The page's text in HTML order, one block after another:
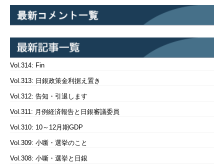
Vol.314: Fin
Vol.313: 日銀政策金利据え置き
Vol.312: 告知・引退します
Vol.311: 月例経済報告と日銀審議委員
Vol.310: 10～12月期GDP
Vol.309: 小噺・選挙のこと
Vol.308: 小噺・選挙と日銀